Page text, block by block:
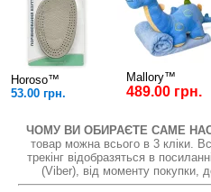
Horoso™
53.00 грн.
Mallory™
489.00 грн.
ЧОМУ ВИ ОБИРАЄТЕ САМЕ
товар можна всього в 3 кліки.
трекінг відобразяться в
(Viber), від моменту покупки,